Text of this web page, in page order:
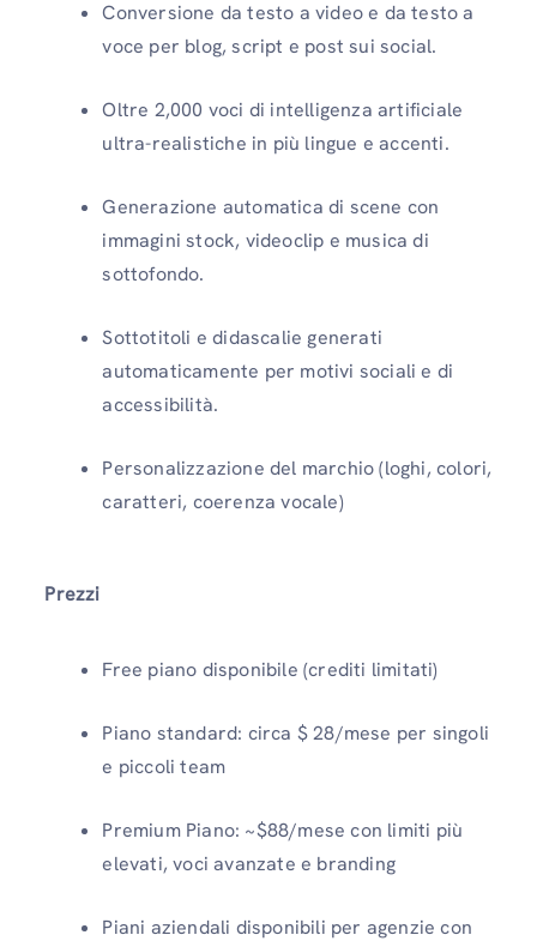
Conversione da testo a video e da testo a
voce per blog, script e post sui social.
Oltre 2,000 voci di intelligenza artificiale
ultra-realistiche in più lingue e accenti.
Generazione automatica di scene con
immagini stock, videoclip e musica di
sottofondo.
Sottotitoli e didascalie generati
automaticamente per motivi sociali e di
accessibilità.
Personalizzazione del marchio (loghi, colori,
caratteri, coerenza vocale)
Prezzi
Free piano disponibile (crediti limitati)
Piano standard: circa $ 28/mese per singoli
e piccoli team
Premium Piano: ~$88/mese con limiti più
elevati, voci avanzate e branding
Piani aziendali disponibili per agenzie con